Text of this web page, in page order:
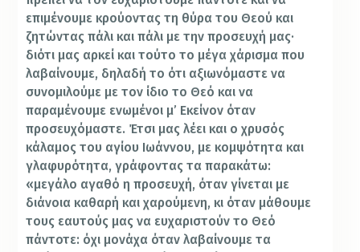
επιμένουμε κρούοντας τη θύρα του Θεού και
ζητώντας πάλι και πάλι με την προσευχή μας·
διότι μας αρκεί και τούτο το μέγα χάρισμα που
λαβαίνουμε, δηλαδή το ότι αξιωνόμαστε να
συνομιλούμε με τον ίδιο το Θεό και να
παραμένουμε ενωμένοι μ’ Εκείνον όταν
προσευχόμαστε. Έτσι μας λέει και ο χρυσός
κάλαμος του αγίου Ιωάννου, με κομψότητα και
γλαφυρότητα, γράφοντας τα παρακάτω:
«μεγάλο αγαθό η προσευχή, όταν γίνεται με
διάνοια καθαρή και χαρούμενη, κι όταν μάθουμε
τους εαυτούς μας να ευχαριστούν το Θεό
πάντοτε: όχι μονάχα όταν λαβαίνουμε τα